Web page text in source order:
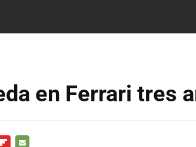
en Ferrari tres